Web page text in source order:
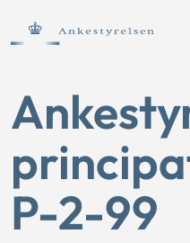
P-2-99